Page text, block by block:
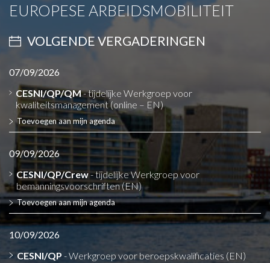
EUROPESE ARBEIDSMOBILITEIT
VOLGENDE VERGADERINGEN
07/09/2026
CESNI/QP/QM- tijdelijke Werkgroep voor
kwaliteitsmanagement (online – EN)
Toevoegen aan mijn agenda
09/09/2026
CESNI/QP/Crew- tijdelijke Werkgroep voor
bemanningsvoorschriften (EN)
Toevoegen aan mijn agenda
10/09/2026
CESNI/QP - Werkgroep voor beroepskwalificaties (EN)